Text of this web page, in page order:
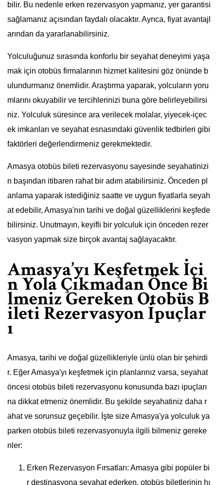
bilir. Bu nedenle erken rezervasyon yapmanız, yer garantisi
sağlamanız açısından faydalı olacaktır. Ayrıca, fiyat avantajl
arından da yararlanabilirsiniz.
Yolculuğunuz sırasında konforlu bir seyahat deneyimi yaşa
mak için otobüs firmalarının hizmet kalitesini göz önünde b
ulundurmanız önemlidir. Araştırma yaparak, yolcuların yoru
mlarını okuyabilir ve tercihlerinizi buna göre belirleyebilirsi
niz. Yolculuk süresince ara verilecek molalar, yiyecek-içec
ek imkanları ve seyahat esnasındaki güvenlik tedbirleri gibi
faktörleri değerlendirmeniz gerekmektedir.
Amasya otobüs bileti rezervasyonu sayesinde seyahatinizi
n başından itibaren rahat bir adım atabilirsiniz. Önceden pl
anlama yaparak istediğiniz saatte ve uygun fiyatlarla seyah
at edebilir, Amasya'nın tarihi ve doğal güzelliklerini keşfede
bilirsiniz. Unutmayın, keyifli bir yolculuk için önceden rezer
vasyon yapmak size birçok avantaj sağlayacaktır.
Amasya’yı Keşfetmek İçi
n Yola Çıkmadan Önce Bi
lmeniz Gereken Otobüs B
ileti Rezervasyon İpuçlar
ı
Amasya, tarihi ve doğal güzellikleriyle ünlü olan bir şehirdi
r. Eğer Amasya'yı keşfetmek için planlarınız varsa, seyahat
öncesi otobüs bileti rezervasyonu konusunda bazı ipuçları
na dikkat etmeniz önemlidir. Bu şekilde seyahatiniz daha r
ahat ve sorunsuz geçebilir. İşte size Amasya'ya yolculuk ya
parken otobüs bileti rezervasyonuyla ilgili bilmeniz gereke
nler:
Erken Rezervasyon Fırsatları: Amasya gibi popüler bi
r destinasyona seyahat ederken, otobüs biletlerinin hı